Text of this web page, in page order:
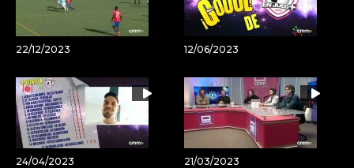
22/12/2023 12/06/2023
24/04/2023 21/03/2023